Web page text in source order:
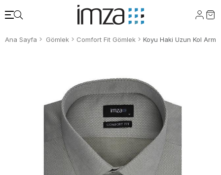
Ana Sayfa Gömlek Comfort Fit Gömlek